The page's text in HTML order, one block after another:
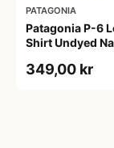
PATAGONIA
Patagonia P-6
Shirt Undyed
349,00 kr